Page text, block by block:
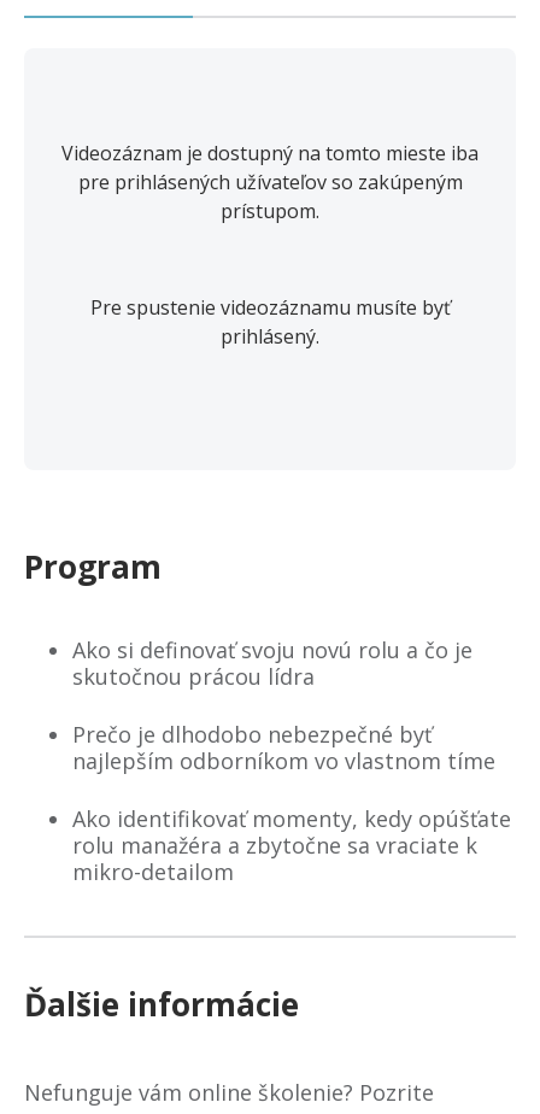
Videozáznam je dostupný na tomto mieste iba
pre prihlásených užívateľov so zakúpeným
prístupom.
Pre spustenie videozáznamu musíte byť
prihlásený.
Program
Ako si definovať svoju novú rolu a čo je
skutočnou prácou lídra
Prečo je dlhodobo nebezpečné byť
najlepším odborníkom vo vlastnom tíme
Ako identifikovať momenty, kedy opúšťate
rolu manažéra a zbytočne sa vraciate k
mikro-detailom
Ďalšie informácie
Nefunguje vám online školenie? Pozrite